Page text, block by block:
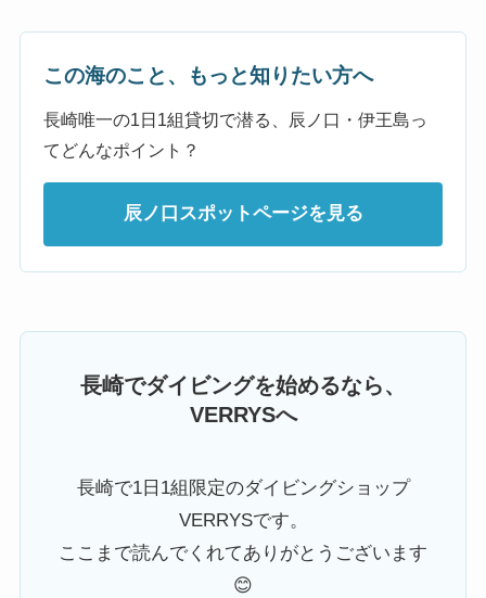
この海のこと、もっと知りたい方へ
長崎唯一の1日1組貸切で潜る、辰ノ口・伊王島っ
てどんなポイント？
辰ノ口スポットページを見る
長崎でダイビングを始めるなら、
VERRYSへ
長崎で1日1組限定のダイビングショップ
VERRYSです。
ここまで読んでくれてありがとうございます
😊